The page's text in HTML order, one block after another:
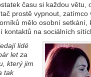
času si každou větu,
prostě vypnout,
mělo osobní
na sociálních
lidé
let za
který jim
tak